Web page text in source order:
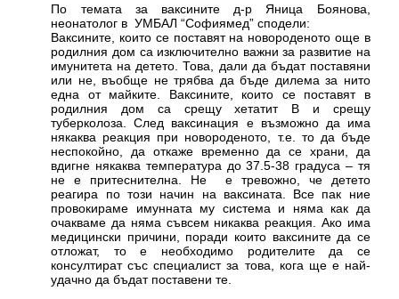
По темата за ваксините д-р Яница Боянова,
неонатолог в УМБАЛ “Софиямед” сподели:
Ваксините, които се поставят на новороденото още в
родилния дом са изключително важни за развитие на
имунитета на детето. Това, дали да бъдат поставяни
или не, въобще не трябва да бъде дилема за нито
една от майките. Ваксините, които се поставят в
родилния дом са срещу хетатит В и срещу
туберколоза. След ваксинация е възможно да има
някаква реакция при новороденото, т.е. то да бъде
неспокойно, да откаже временно да се храни, да
вдигне някаква температура до 37.5-38 градуса – тя
не е притеснителна. Не е тревожно, че детето
реагира по този начин на ваксината. Все пак ние
провокираме имунната му система и няма как да
очакваме да няма съвсем никаква реакция. Ако има
медицински причини, поради които ваксините да се
отложат, то е необходимо родителите да се
консултират със специалист за това, кога ще е най-
удачно да бъдат поставени те.